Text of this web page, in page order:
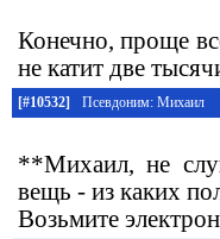
Конечно, проще
не катит две
[#10532] Псевдоним: Михаил
**Михаил, не
вещь - из каких
Возьмите